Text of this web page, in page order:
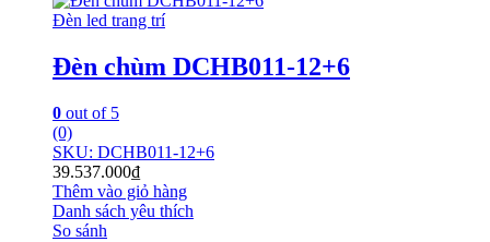
Đèn led trang trí
Đèn chùm DCHB011-12+6
0 out of 5
(0)
SKU: DCHB011-12+6
39.537.000₫
Thêm vào giỏ hàng
Danh sách yêu thích
So sánh